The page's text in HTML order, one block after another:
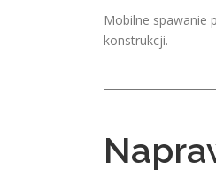
Mobilne spawanie
konstrukcji.